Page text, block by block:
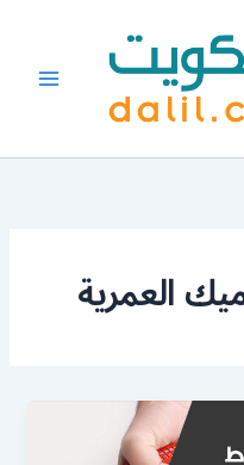
العمرية